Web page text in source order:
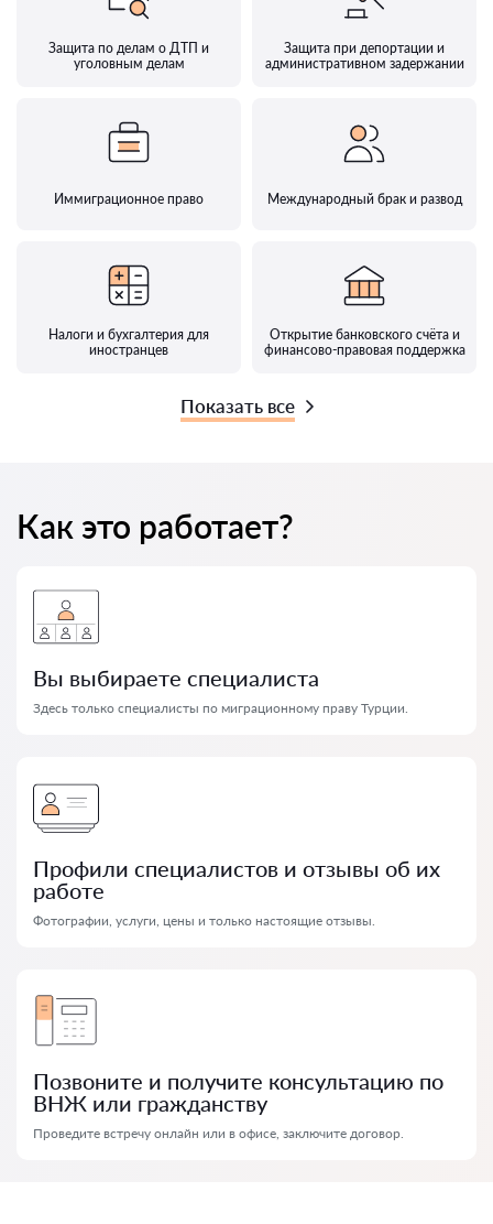
Защита по делам о ДТП и
уголовным делам
Защита при депортации и
административном задержании
Иммиграционное право Международный брак и развод
Налоги и бухгалтерия для
иностранцев
Открытие банковского счёта и
финансово-правовая поддержка
Показать все
Как это работает?
Вы выбираете специалиста
Здесь только специалисты по миграционному праву Турции.
Профили специалистов и отзывы об их
работе
Фотографии, услуги, цены и только настоящие отзывы.
Позвоните и получите консультацию по
ВНЖ или гражданству
Проведите встречу онлайн или в офисе, заключите договор.